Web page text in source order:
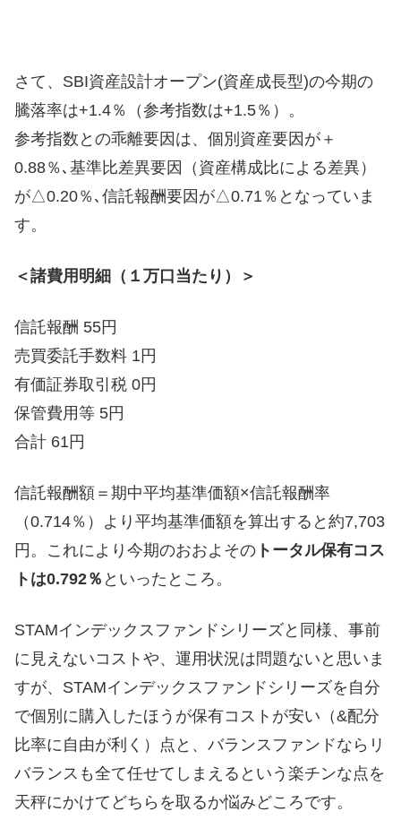
さて、SBI資産設計オープン(資産成長型)の今期の
騰落率は+1.4％（参考指数は+1.5％）。
参考指数との乖離要因は、個別資産要因が＋
0.88％､基準比差異要因（資産構成比による差異）
が△0.20％､信託報酬要因が△0.71％となっていま
す。
＜諸費用明細（１万口当たり）＞
信託報酬 55円
売買委託手数料 1円
有価証券取引税 0円
保管費用等 5円
合計 61円
信託報酬額＝期中平均基準価額×信託報酬率
（0.714％）より平均基準価額を算出すると約7,703
円。これにより今期のおおよその トータル保有コス
トは0.792％ といったところ。
STAMインデックスファンドシリーズと同様、事前
に見えないコストや、運用状況は問題ないと思いま
すが、STAMインデックスファンドシリーズを自分
で個別に購入したほうが保有コストが安い（&配分
比率に自由が利く）点と、バランスファンドならリ
バランスも全て任せてしまえるという楽チンな点を
天秤にかけてどちらを取るか悩みどころです。